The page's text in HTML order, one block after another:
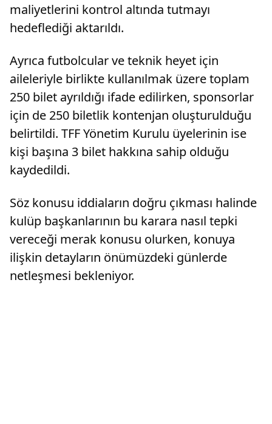
maliyetlerini kontrol altında tutmayı
hedeflediği aktarıldı.
Ayrıca futbolcular ve teknik heyet için
aileleriyle birlikte kullanılmak üzere toplam
250 bilet ayrıldığı ifade edilirken, sponsorlar
için de 250 biletlik kontenjan oluşturulduğu
belirtildi. TFF Yönetim Kurulu üyelerinin ise
kişi başına 3 bilet hakkına sahip olduğu
kaydedildi.
Söz konusu iddiaların doğru çıkması halinde
kulüp başkanlarının bu karara nasıl tepki
vereceği merak konusu olurken, konuya
ilişkin detayların önümüzdeki günlerde
netleşmesi bekleniyor.